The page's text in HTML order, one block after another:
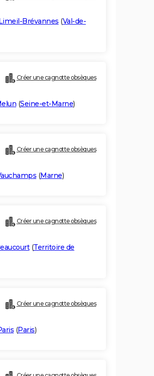
Brévannes (Val-de-
Créer une cagnotte obsèques
(Seine-et-Marne)
Créer une cagnotte obsèques
(Marne)
Créer une cagnotte obsèques
(Territoire de
Créer une cagnotte obsèques
(Paris)